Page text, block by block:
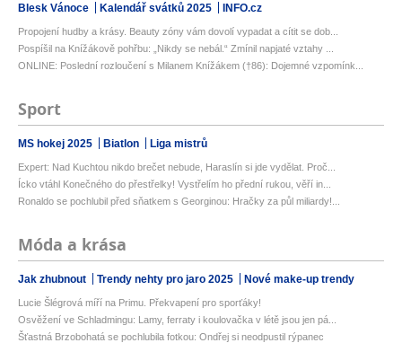
Blesk Vánoce Kalendář svátků 2025 INFO.cz
Propojení hudby a krásy. Beauty zóny vám dovolí vypadat a cítit se dob...
Pospíšil na Knížákově pohřbu: „Nikdy se nebál.“ Zmínil napjaté vztahy ...
ONLINE: Poslední rozloučení s Milanem Knížákem (†86): Dojemné vzpomínk...
Sport
MS hokej 2025 Biatlon Liga mistrů
Expert: Nad Kuchtou nikdo brečet nebude, Haraslín si jde vydělat. Proč...
Ícko vtáhl Konečného do přestřelky! Vystřelím ho přední rukou, věří in...
Ronaldo se pochlubil před sňatkem s Georginou: Hračky za půl miliardy!...
Móda a krása
Jak zhubnout Trendy nehty pro jaro 2025 Nové make-up trendy
Lucie Šlégrová míří na Primu. Překvapení pro sporťáky!
Osvěžení ve Schladmingu: Lamy, ferraty i koulovačka v létě jsou jen pá...
Šťastná Brzobohatá se pochlubila fotkou: Ondřej si neodpustil rýpanec